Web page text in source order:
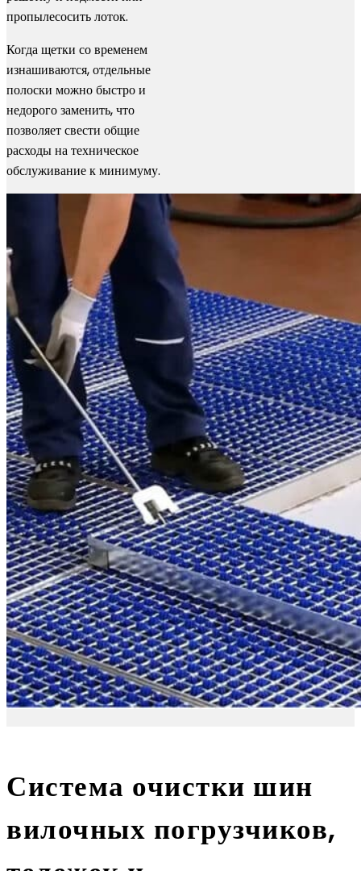
пропылесосить лоток.
Когда щетки со временем
изнашиваются, отдельные
полоски можно быстро и
недорого заменить, что
позволяет свести общие
расходы на техническое
обслуживание к минимуму.
Система очистки шин
вилочных погрузчиков,